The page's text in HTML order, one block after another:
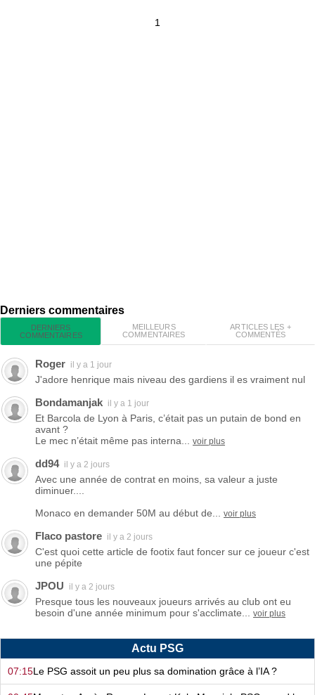
1
Derniers commentaires
DERNIERS
COMMENTAIRES
MEILLEURS
COMMENTAIRES
ARTICLES LES +
COMMENTÉS
Roger il y a 1 jour
J'adore henrique mais niveau des gardiens il es vraiment nul
Bondamanjak il y a 1 jour
Et Barcola de Lyon à Paris, c’était pas un putain de bond en
avant ?
Le mec n’était même pas interna...
voir plus
dd94 il y a 2 jours
Avec une année de contrat en moins, sa valeur a juste
diminuer....
Monaco en demander 50M au début de...
voir plus
Flaco pastore il y a 2 jours
C'est quoi cette article de footix faut foncer sur ce joueur c'est
une pépite
JPOU il y a 2 jours
Presque tous les nouveaux joueurs arrivés au club ont eu
besoin d'une année minimum pour s'acclimate...
voir plus
Actu PSG
07:15Le PSG assoit un peu plus sa domination grâce à l’IA ?